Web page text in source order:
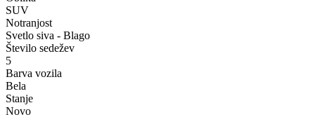
SUV
Notranjost
Svetlo siva - Blago
Število sedežev
5
Barva vozila
Bela
Stanje
Novo